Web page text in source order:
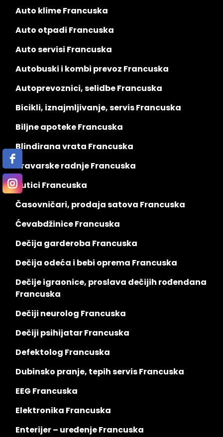
Auto klime Francuska
Auto otpadi Francuska
Auto servisi Francuska
Autobuski i kombi prevoz Francuska
Autoprevoznici, selidbe Francuska
Bicikli, iznajmljivanje, servis Francuska
Biljne apoteke Francuska
Blindirana vrata Francuska
Bravarske radnje Francuska
Butici Francuska
Časovničari, prodaja satova Francuska
Ćevabdžinice Francuska
Dečija garderoba Francuska
Dečija odeća i bebi oprema Francuska
Dečije igraonice, proslava dečijih rođendana
Francuska
Dečiji neurolog Francuska
Dečiji psihijatar Francuska
Defektolog Francuska
Dubinsko pranje, tepih servis Francuska
EEG Francuska
Elektronika Francuska
Enterijer – uređenje Francuska